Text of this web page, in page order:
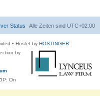
Alle Zeiten sind UTC+02:00
Status
• Hostet by HOSTINGER
by
On